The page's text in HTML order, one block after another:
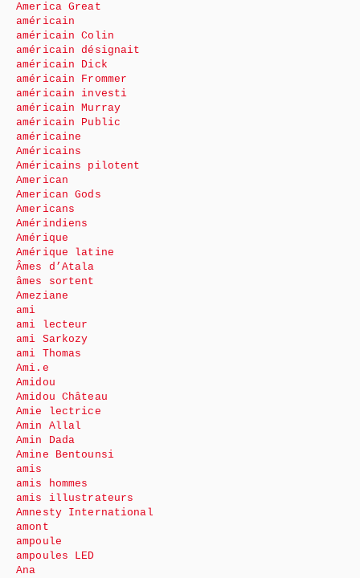
America Great
américain
américain Colin
américain désignait
américain Dick
américain Frommer
américain investi
américain Murray
américain Public
américaine
Américains
Américains pilotent
American
American Gods
Americans
Amérindiens
Amérique
Amérique latine
Âmes d’Atala
âmes sortent
Ameziane
ami
ami lecteur
ami Sarkozy
ami Thomas
Ami.e
Amidou
Amidou Château
Amie lectrice
Amin Allal
Amin Dada
Amine Bentounsi
amis
amis hommes
amis illustrateurs
Amnesty International
amont
ampoule
ampoules LED
Ana